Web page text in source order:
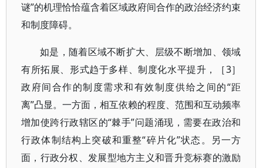
谜”的机理恰恰蕴含着区域政府间合作的政治经济约束
和制度障碍。
如是，随着区域不断扩大、层级不断增加、领域
有所拓展、形式趋于多样、制度化水平提升，［3］
政府间合作的制度需求和有效制度供给之间的“距
离”凸显。一方面，相互依赖的程度、范围和互动频率
增加使跨行政辖区的“棘手”问题涌现，需要在政治和
行政体制结构上突破和重整“碎片化”状态。另一方
面，行政分权、发展型地方主义和晋升竞标赛的激励